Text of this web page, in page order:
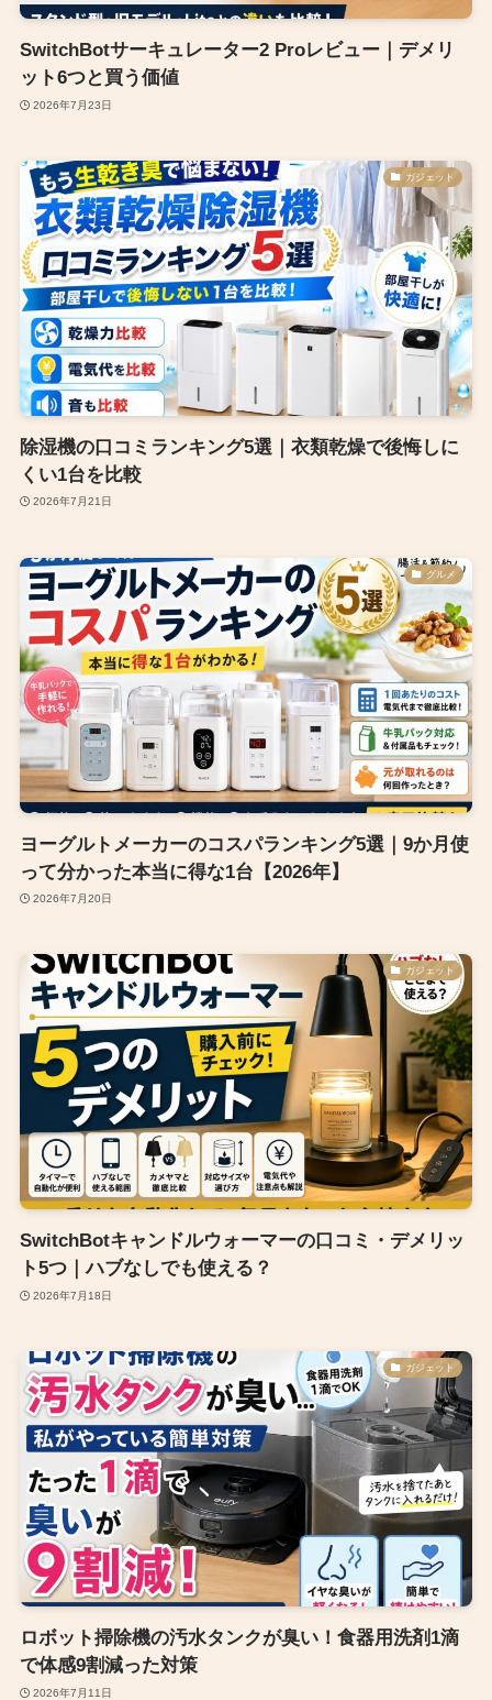
SwitchBotサーキュレーター2 Proレビュー｜デメリ
ット6つと買う価値
2026年7月23日
ガジェット
除湿機の口コミランキング5選｜衣類乾燥で後悔しに
くい1台を比較
2026年7月21日
グルメ
ヨーグルトメーカーのコスパランキング5選｜9か月使
って分かった本当に得な1台【2026年】
2026年7月20日
ガジェット
SwitchBotキャンドルウォーマーの口コミ・デメリッ
ト5つ｜ハブなしでも使える？
2026年7月18日
ガジェット
ロボット掃除機の汚水タンクが臭い！食器用洗剤1滴
で体感9割減った対策
2026年7月11日